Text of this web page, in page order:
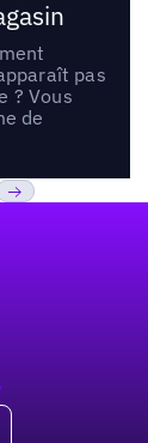
pas
? Vous
de